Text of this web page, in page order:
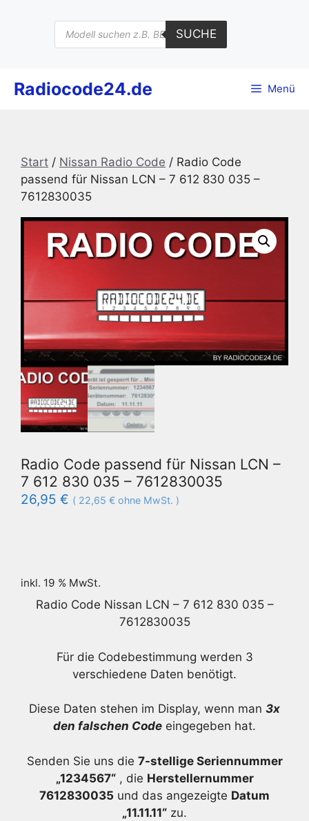
Products
search
SUCHE
Radiocode24.de Menü
Start / Nissan Radio Code / Radio Code
passend für Nissan LCN – 7 612 830 035 –
7612830035
Radio Code passend für Nissan LCN –
7 612 830 035 – 7612830035
26,95 € ( 22,65 € ohne MwSt. )
inkl. 19 % MwSt.
Radio Code Nissan LCN – 7 612 830 035 –
7612830035
Für die Codebestimmung werden 3
verschiedene Daten benötigt.
Diese Daten stehen im Display, wenn man 3x
den falschen Code eingegeben hat.
Senden Sie uns die 7-stellige Seriennummer
„1234567“, die Herstellernummer
7612830035 und das angezeigte Datum
„11.11.11“ zu.